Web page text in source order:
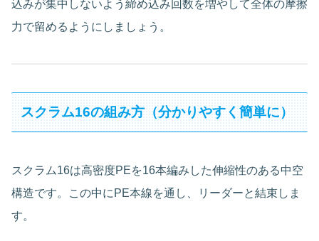
込みが集中しないよう締め込み回数を増やして全体の摩擦
力で留めるようにしましょう。
スクラム16の組み方（分かりやすく簡単に）
スクラム16は高密度PEを16本編みした伸縮性のある中空
構造です。この中にPE本線を通し、リーダーと結束しま
す。